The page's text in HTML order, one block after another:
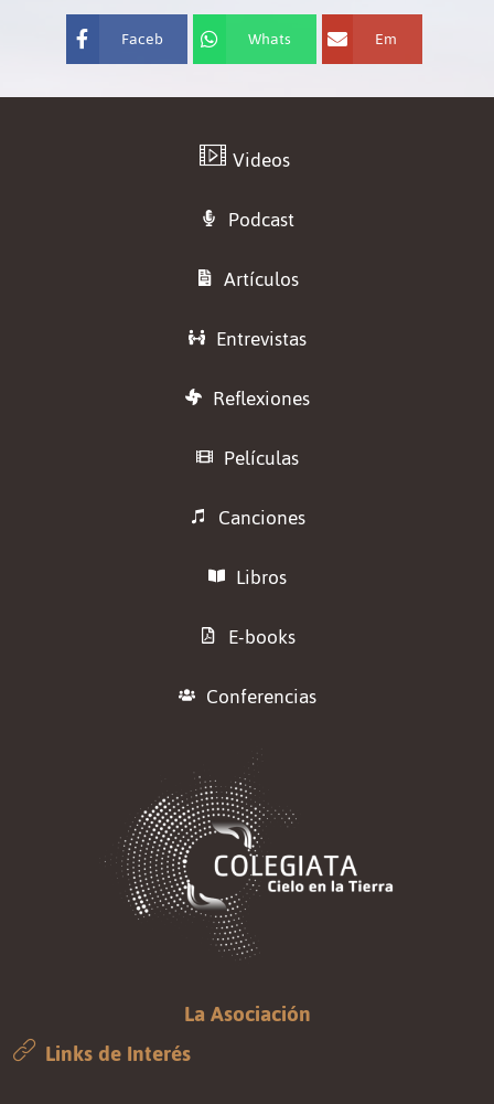
Faceb
Whats
Em
Videos
Podcast
Artículos
Entrevistas
Reflexiones
Películas
Canciones
Libros
E-books
Conferencias
La Asociación
Links de Interés